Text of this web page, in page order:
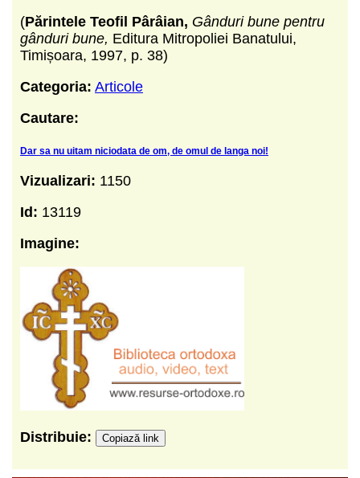
(Părintele Teofil Pârâian, Gânduri bune pentru
gânduri bune, Editura Mitropoliei Banatului,
Timișoara, 1997, p. 38)
Categoria: Articole
Cautare:
Dar sa nu uitam niciodata de om, de omul de langa noi!
Vizualizari: 1150
Id: 13119
Imagine:
Distribuie: Copiază link